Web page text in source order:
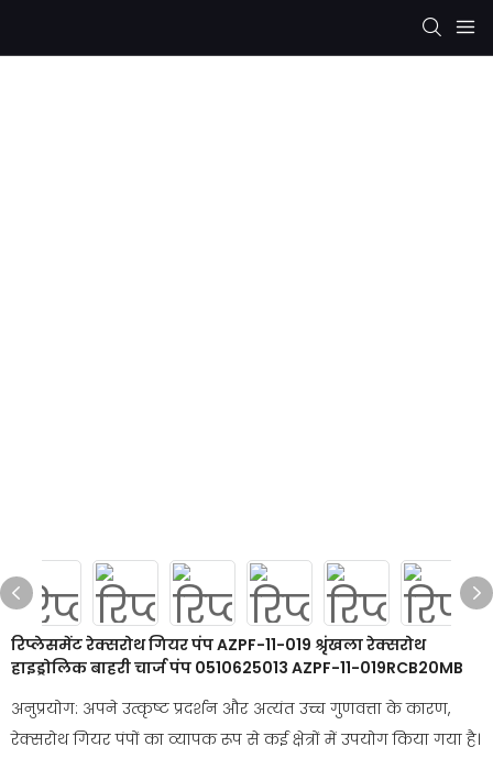
रिप्लेसमेंट रेक्सरोथ गियर पंप AZPF-11-019 श्रृंखला रेक्सरोथ
हाइड्रोलिक बाहरी चार्ज पंप 0510625013 AZPF-11-019RCB20MB
अनुप्रयोग: अपने उत्कृष्ट प्रदर्शन और अत्यंत उच्च गुणवत्ता के कारण,
रेक्सरोथ गियर पंपों का व्यापक रूप से कई क्षेत्रों में उपयोग किया गया है।